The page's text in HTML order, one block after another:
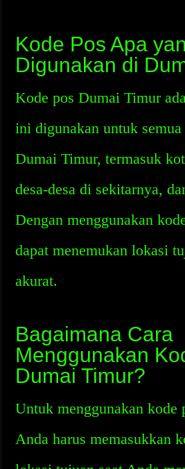
Kode Pos Apa
Digunakan di
Kode pos Dumai Timur
ini digunakan untuk
Dumai Timur, termasuk
desa-desa di sekitarnya,
Dengan menggunakan
dapat menemukan lokasi
akurat.
Bagaimana Cara
Menggunakan
Dumai Timur?
Untuk menggunakan kode
Anda harus memasukkan